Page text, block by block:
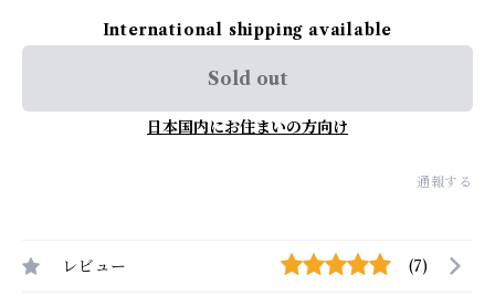
International shipping available
Sold out
日本国内にお住まいの方向け
通報する
レビュー (7)